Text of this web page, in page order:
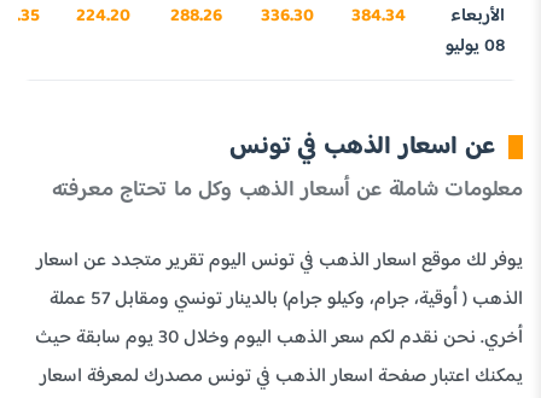
الأربعاء
08 يوليو
384.34
336.30
288.26
224.20
عن اسعار الذهب في تونس
معلومات شاملة عن أسعار الذهب وكل ما تحتاج معرفته
يوفر لك موقع اسعار الذهب في تونس اليوم تقرير متجدد عن اسعار
الذهب ( أوقية، جرام، وكيلو جرام) بالدينار تونسي ومقابل 57 عملة
أخري. نحن نقدم لكم سعر الذهب اليوم وخلال 30 يوم سابقة حيث
يمكنك اعتبار صفحة اسعار الذهب في تونس مصدرك لمعرفة اسعار